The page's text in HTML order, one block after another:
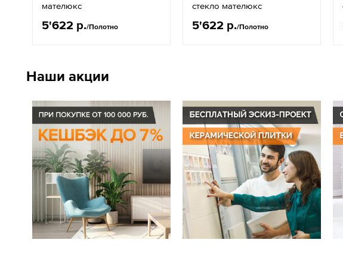
мателюкс
5'622 р./Полотно
стекло мателюкс
5'622 р./Полотно
Наши акции